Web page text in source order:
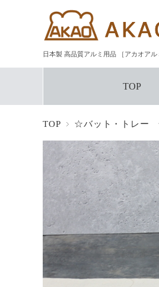
日本製 高品質アルミ用品 ［アカオアル
TOP
TOP ☆バット・トレー